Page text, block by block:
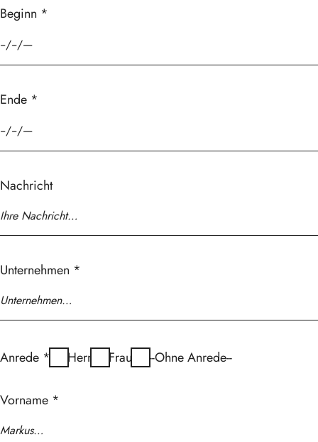
Beginn *
Ende *
Nachricht
Unternehmen *
Anrede * Herr Frau --Ohne Anrede--
Vorname *